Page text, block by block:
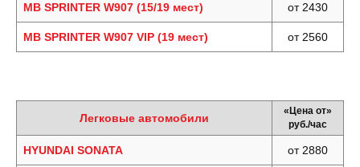
MB SPRINTER W907 (15/19 мест) от 2430
MB SPRINTER W907 VIP (19 мест) от 2560
Легковые автомобили
«Цена от»
руб./час
HYUNDAI SONATA от 2880